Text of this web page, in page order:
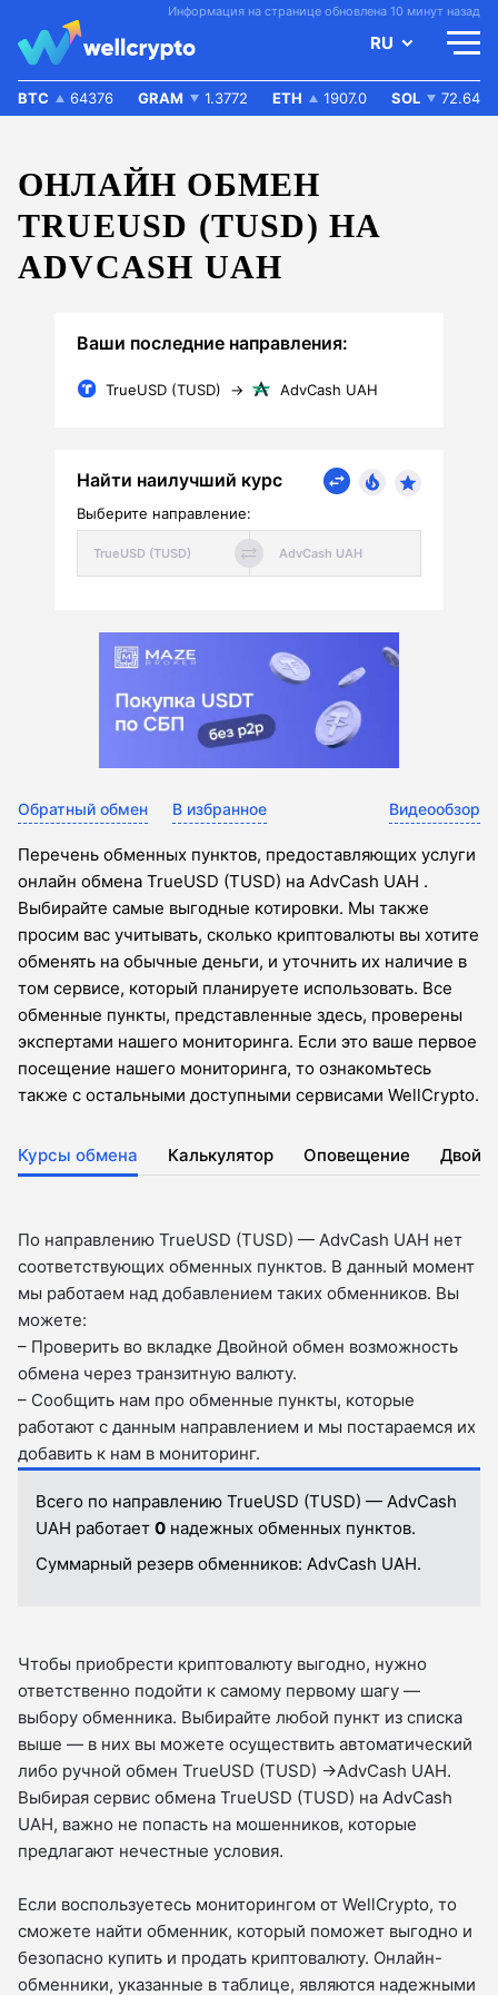
Информация на странице обновлена 10 минут назад
RU
BTC 64376 GRAM 1.3772 ETH 1907.0 SOL 72.64
ОНЛАЙН ОБМЕН
TRUEUSD (TUSD) НА
ADVCASH UAH
Ваши последние направления:
TrueUSD (TUSD) → AdvCash UAH
Найти наилучший курс
Выберите направление:
Обратный обмен В избранное Видеообзор
Перечень обменных пунктов, предоставляющих услуги
онлайн обмена TrueUSD (TUSD) на AdvCash UAH .
Выбирайте самые выгодные котировки. Мы также
просим вас учитывать, сколько криптовалюты вы хотите
обменять на обычные деньги, и уточнить их наличие в
том сервисе, который планируете использовать. Все
обменные пункты, представленные здесь, проверены
экспертами нашего мониторинга. Если это ваше первое
посещение нашего мониторинга, то ознакомьтесь
также с остальными доступными сервисами WellCrypto.
Курсы обмена Калькулятор Оповещение
По направлению TrueUSD (TUSD) — AdvCash UAH нет
соответствующих обменных пунктов. В данный момент
мы работаем над добавлением таких обменников. Вы
можете:
– Проверить во вкладкe Двойной обмен возможность
обмена через транзитную валюту.
– Сообщить нам про обменные пункты, которые
работают с данным направлением и мы постараемся их
добавить к нам в мониторинг.
Всего по направлению TrueUSD (TUSD) — AdvCash
UAH работает 0 надежных обменных пунктов.
Суммарный резерв обменников: AdvCash UAH.
Чтобы приобрести криптовалюту выгодно, нужно
ответственно подойти к самому первому шагу —
выбору обменника. Выбирайте любой пункт из списка
выше — в них вы можете осуществить автоматический
либо ручной обмен TrueUSD (TUSD) →AdvCash UAH.
Выбирая сервис обмена TrueUSD (TUSD) на AdvCash
UAH, важно не попасть на мошенников, которые
предлагают нечестные условия.
Если воспользуетесь мониторингом от WellCrypto, то
сможете найти обменник, который поможет выгодно и
безопасно купить и продать криптовалюту. Онлайн-
обменники, указанные в таблице, являются надежными